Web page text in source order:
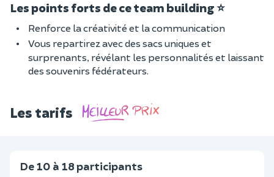
Les points forts de ce team building⭐
Renforce la créativité et la communication
Vous repartirez avec des sacs uniques et
surprenants, révélant les personnalités et laissant
des souvenirs fédérateurs.
Les tarifs
De 10 à 18 participants